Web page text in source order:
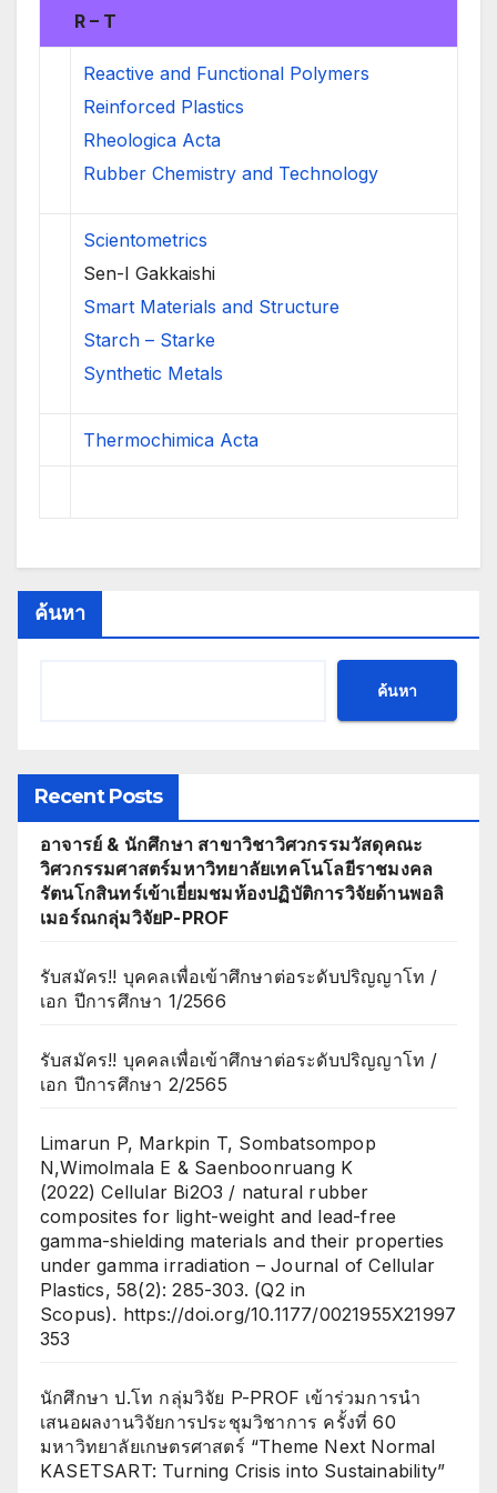
R – T
Reactive and Functional Polymers
Reinforced Plastics
Rheologica Acta
Rubber Chemistry and Technology
Scientometrics
Sen-I Gakkaishi
Smart Materials and Structure
Starch – Starke
Synthetic Metals
Thermochimica Acta
ค้นหา
ค้นหา
Recent Posts
อาจารย์ & นักศึกษา สาขาวิชาวิศวกรรมวัสดุคณะ
วิศวกรรมศาสตร์มหาวิทยาลัยเทคโนโลยีราชมงคล
รัตนโกสินทร์เข้าเยี่ยมชมห้องปฏิบัติการวิจัยด้านพอลิ
เมอร์ณกลุ่มวิจัยP-PROF
รับสมัคร!! บุคคลเพื่อเข้าศึกษาต่อระดับปริญญาโท /
เอก ปีการศึกษา 1/2566
รับสมัคร!! บุคคลเพื่อเข้าศึกษาต่อระดับปริญญาโท /
เอก ปีการศึกษา 2/2565
Limarun P, Markpin T, Sombatsompop
N,Wimolmala E & Saenboonruang K
(2022) Cellular Bi2O3 / natural rubber
composites for light-weight and lead-free
gamma-shielding materials and their properties
under gamma irradiation – Journal of Cellular
Plastics, 58(2): 285-303. (Q2 in
Scopus). https://doi.org/10.1177/0021955X21997
353
นักศึกษา ป.โท กลุ่มวิจัย P-PROF เข้าร่วมการนำ
เสนอผลงานวิจัยการประชุมวิชาการ ครั้งที่ 60
มหาวิทยาลัยเกษตรศาสตร์ “Theme Next Normal
KASETSART: Turning Crisis into Sustainability”